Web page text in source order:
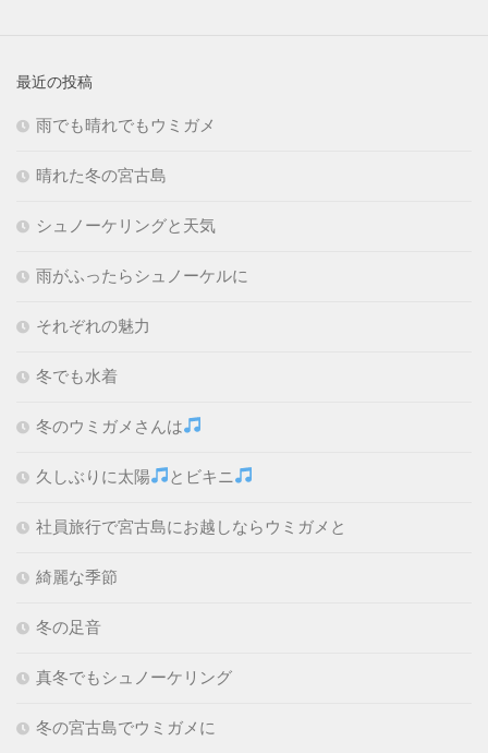
最近の投稿
雨でも晴れでもウミガメ
晴れた冬の宮古島
シュノーケリングと天気
雨がふったらシュノーケルに
それぞれの魅力
冬でも水着
冬のウミガメさんは
久しぶりに太陽 とビキニ
社員旅行で宮古島にお越しならウミガメと
綺麗な季節
冬の足音
真冬でもシュノーケリング
冬の宮古島でウミガメに